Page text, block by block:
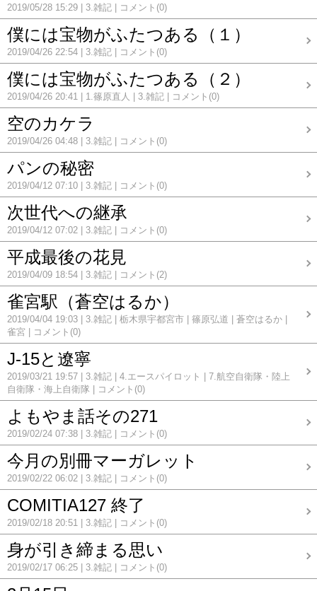
2019/05/28 15:29 3.雑記 コメント(0)
僕には宝物がふたつある（１）
2019/04/26 22:54 3.雑記 コメント(0)
僕には宝物がふたつある（２）
2019/04/26 20:41 1.篠原直人 3.雑記 コメント(0)
空のカケラ
2019/04/26 04:48 3.雑記 コメント(0)
パンの秘密
2019/04/12 07:10 3.雑記 コメント(0)
次世代への継承
2019/04/12 07:02 3.雑記 コメント(0)
平成最後の花見
2019/04/09 18:54 3.雑記 コメント(2)
雀宮駅（蒼空はるか）
2019/04/04 19:03 3.雑記 栃木県宇都宮市 篠原弘道
蒼空はるか
雀宮
コメント(0)
J-15と遼寧
2019/03/21 19:57 3.雑記 4.エースパイロット
7.航空自衛隊・陸上
自衛隊・海上自衛隊
コメント(0)
よもやま話その271
2019/02/24 07:38 3.雑記 コメント(0)
今月の別冊マーガレット
2019/02/22 06:02 3.雑記 コメント(0)
COMITIA127 終了
2019/02/18 20:51 3.雑記 コメント(0)
身が引き締まる思い
2019/02/17 06:25 3.雑記 コメント(0)